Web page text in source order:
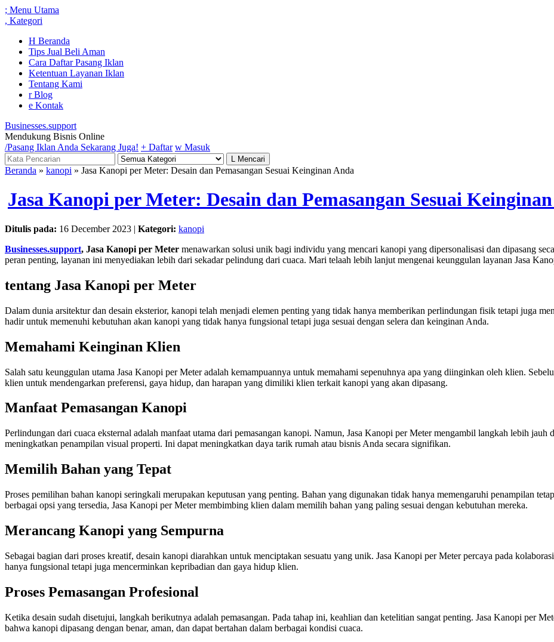
; Menu Utama
, Kategori
H Beranda
Tips Jual Beli Aman
Cara Daftar Pasang Iklan
Ketentuan Layanan Iklan
Tentang Kami
rBlog
e Kontak
Businesses.support
Mendukung Bisnis Online
/Pasang Iklan Anda Sekarang Juga! + Daftar w Masuk
L Mencari
Beranda » kanopi » Jasa Kanopi per Meter: Desain dan Pemasangan Sesuai Keinginan Anda
Jasa Kanopi per Meter: Desain dan Pemasangan Sesuai
Ditulis pada: 16 December 2023 | Kategori: kanopi
Businesses.support, Jasa Kanopi per Meter menawarkan solusi unik bagi individu yang mencari kanopi yang dipersonalisasi dan dipasang
peran penting, layanan ini menyediakan lebih dari sekadar pelindung dari cuaca. Mari telaah lebih lanjut mengenai keunggulan layanan Jasa
tentang Jasa Kanopi per Meter
Dalam dunia arsitektur dan desain eksterior, kanopi telah menjadi elemen penting yang tidak hanya memberikan perlindungan fisik tetapi juga
hadir untuk memenuhi kebutuhan akan kanopi yang tidak hanya fungsional tetapi juga sesuai dengan selera dan keinginan Anda.
Memahami Keinginan Klien
Salah satu keunggulan utama Jasa Kanopi per Meter adalah kemampuannya untuk memahami sepenuhnya apa yang diinginkan oleh klien.
klien untuk mendengarkan preferensi, gaya hidup, dan harapan yang dimiliki klien terkait kanopi yang akan dipasang.
Manfaat Pemasangan Kanopi
Perlindungan dari cuaca eksternal adalah manfaat utama dari pemasangan kanopi. Namun, Jasa Kanopi per Meter mengambil langkah lebih jauh
meningkatkan penampilan visual properti. Ini dapat meningkatkan daya tarik rumah atau bisnis Anda secara signifikan.
Memilih Bahan yang Tepat
Proses pemilihan bahan kanopi seringkali merupakan keputusan yang penting. Bahan yang digunakan tidak hanya memengaruhi penampilan
berbagai opsi yang tersedia, Jasa Kanopi per Meter membimbing klien dalam memilih bahan yang paling sesuai dengan kebutuhan mereka.
Merancang Kanopi yang Sempurna
Sebagai bagian dari proses kreatif, desain kanopi diarahkan untuk menciptakan sesuatu yang unik. Jasa Kanopi per Meter percaya pada
hanya fungsional tetapi juga mencerminkan kepribadian dan gaya hidup klien.
Proses Pemasangan Profesional
Ketika desain sudah disetujui, langkah berikutnya adalah pemasangan. Pada tahap ini, keahlian dan ketelitian sangat penting. Jasa Kanopi per
bahwa kanopi dipasang dengan benar, aman, dan dapat bertahan dalam berbagai kondisi cuaca.